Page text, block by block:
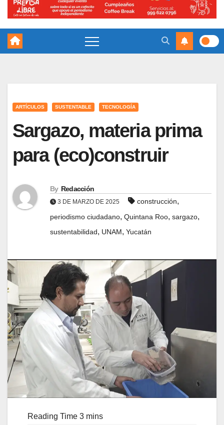
ARTÍCULOS SUSTENTABLE TECNOLOGÍA
Sargazo, materia prima
para (eco)construir
By Redacción
3 DE MARZO DE 2025 construcción,
periodismo ciudadano, Quintana Roo, sargazo,
sustentabilidad, UNAM, Yucatán